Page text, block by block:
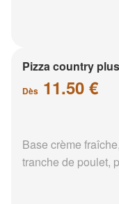
Pizza country
Dès 11.50 €
Base crème
tranche de poulet,